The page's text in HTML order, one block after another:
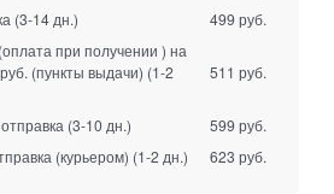
(3-14 дн.)
499 руб.
при получении ) на
(пункты выдачи) (1-2
511 руб.
(3-10 дн.)
599 руб.
(курьером) (1-2 дн.) 623 руб.